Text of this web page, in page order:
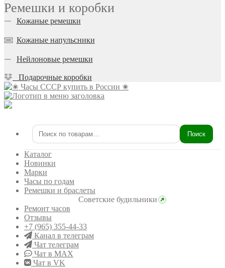
Ремешки и коробки
Кожаные ремешки
Кожаные напульсники
Нейлоновые ремешки
Подарочные коробки
Искать: Поиск
Каталог
Новинки
Марки
Часы по годам
Ремешки и браслеты
Советские будильники
Ремонт часов
Отзывы
+7 (965) 355-44-33
Канал в телеграм
Чат телеграм
Чат в MAX
Чат в VK